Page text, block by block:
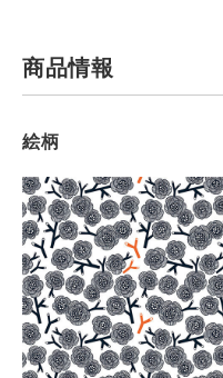
商品情報
絵柄